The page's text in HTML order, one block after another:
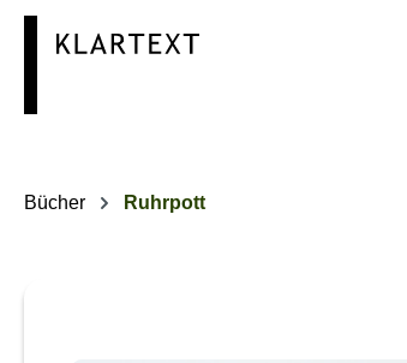
Zur Hauptnavigation springen
Bücher Ruhrpott